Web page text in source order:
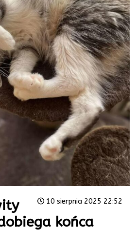
10 sierpnia 2025 22:52
końca